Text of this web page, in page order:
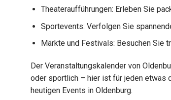
Theateraufführungen: Erleben Sie
Sportevents: Verfolgen Sie
Märkte und Festivals: Besuchen Sie
Der Veranstaltungskalender von
oder sportlich – hier ist für jeden etwas
heutigen Events in Oldenburg.